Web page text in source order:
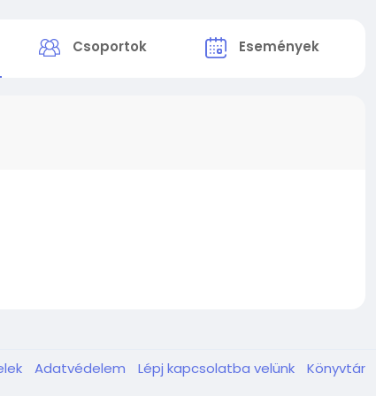
Csoportok Események
Adatvédelem Lépj kapcsolatba velünk Könyvtár